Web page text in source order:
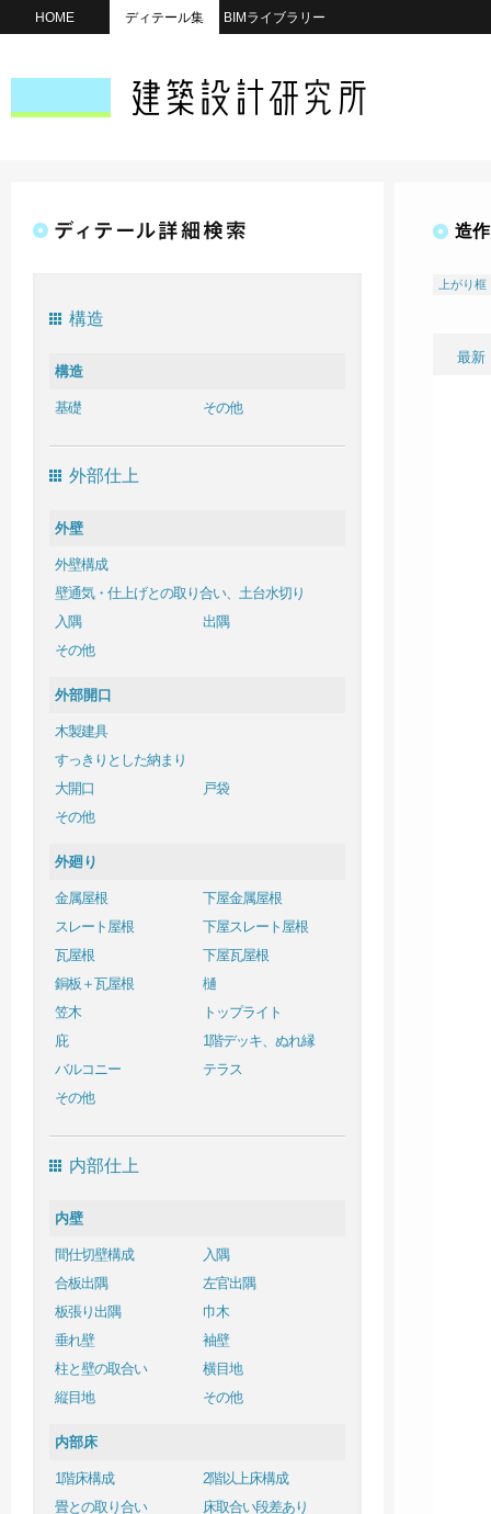
HOME ディテール集 BIMライブラリー
構造
構造
基礎 その他
外部仕上
外壁
外壁構成
壁通気・仕上げとの取り合い、土台水切り
入隅
出隅
その他
外部開口
木製建具
すっきりとした納まり
大開口
戸袋
その他
外廻り
金属屋根
下屋金属屋根
スレート屋根
下屋スレート屋根
瓦屋根
下屋瓦屋根
銅板＋瓦屋根
樋
笠木
トップライト
庇
1階デッキ、ぬれ縁
バルコニー
テラス
その他
内部仕上
内壁
間仕切壁構成
入隅
合板出隅
左官出隅
板張り出隅
巾木
垂れ壁
袖壁
柱と壁の取合い
横目地
縦目地
その他
内部床
1階床構成
2階以上床構成
畳との取り合い
床取合い段差あり
造作
上がり框
最新